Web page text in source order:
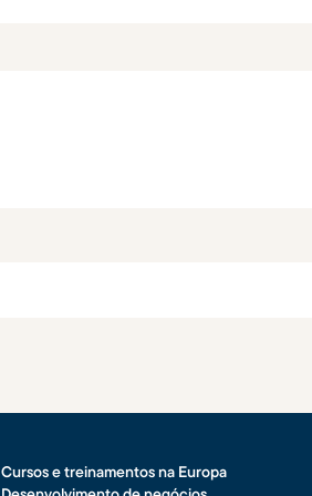
Cursos e treinamentos na Europa